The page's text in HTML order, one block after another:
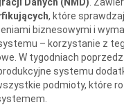
, które
biznesowymi i
– korzystanie z
W tygodniach
systemu
podmioty, które